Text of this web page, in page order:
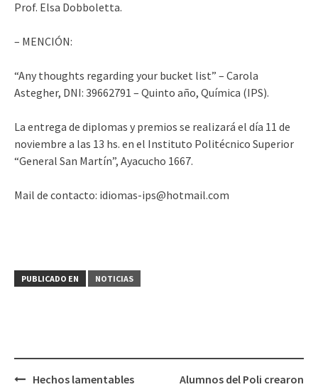
Prof. Elsa Dobboletta.
– MENCIÓN:
“Any thoughts regarding your bucket list” – Carola
Astegher, DNI: 39662791 – Quinto año, Química (IPS).
La entrega de diplomas y premios se realizará el día 11 de
noviembre a las 13 hs. en el Instituto Politécnico Superior
“General San Martín”, Ayacucho 1667.
Mail de contacto: idiomas-ips@hotmail.com
PUBLICADO EN NOTICIAS
Navegación
Hechos lamentables Alumnos del Poli crearon